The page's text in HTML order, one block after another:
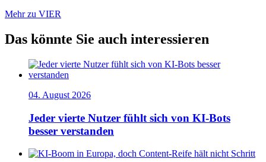
Mehr zu VIER
Das könnte Sie auch interessieren
04. August 2026
Jeder vierte Nutzer fühlt sich von KI-Bots
besser verstanden